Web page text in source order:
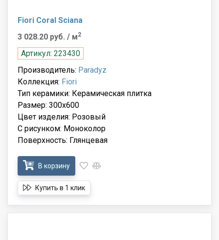
Fiori Coral Sciana
3 028.20 руб. / м2
Артикул: 223430
Производитель: Paradyz
Коллекция: Fiori
Тип керамики: Керамическая плитка
Размер: 300x600
Цвет изделия: Розовый
С рисунком: Моноколор
Поверхность: Глянцевая
В корзину
Купить в 1 клик